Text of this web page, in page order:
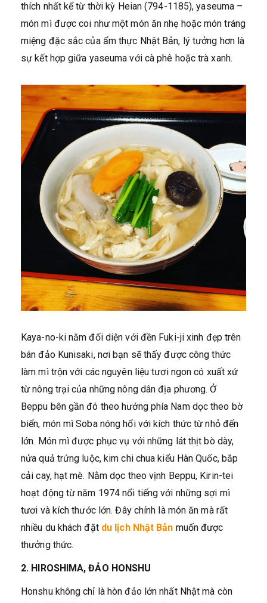
thích nhất kể từ thời kỳ Heian (794-1185), yaseuma –
món mì được coi như một món ăn nhẹ hoặc món tráng
miệng đặc sắc của ẩm thực Nhật Bản, lý tưởng hơn là
sự kết hợp giữa yaseuma với cà phê hoặc trà xanh.
Kaya-no-ki nằm đối diện với đền Fuki-ji xinh đẹp trên
bán đảo Kunisaki, nơi bạn sẽ thấy được công thức
làm mì trộn với các nguyên liệu tươi ngon có xuất xứ
từ nông trại của những nông dân địa phương. Ở
Beppu bên gần đó theo hướng phía Nam dọc theo bờ
biển, món mì Soba nóng hổi với kích thức từ nhỏ đến
lớn. Món mì được phục vụ với những lát thịt bò dày,
nửa quả trứng luộc, kim chi chua kiểu Hàn Quốc, bắp
cải cay, hạt mè. Nằm dọc theo vịnh Beppu, Kirin-tei
hoạt động từ năm 1974 nổi tiếng với những sợi mì
tươi và kích thước lớn. Đây chính là món ăn mà rất
nhiều du khách đặt du lịch Nhật Bản muốn được
thưởng thức.
2. HIROSHIMA, ĐẢO HONSHU
Honshu không chỉ là hòn đảo lớn nhất Nhật mà còn